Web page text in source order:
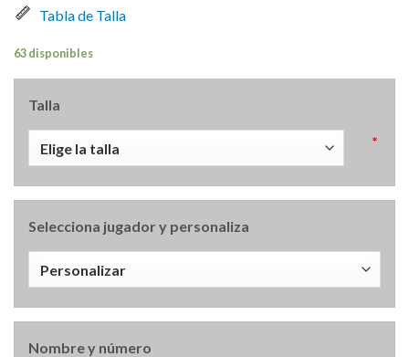
Tabla de Talla
63 disponibles
Talla
*
Selecciona jugador y personaliza
Nombre y número